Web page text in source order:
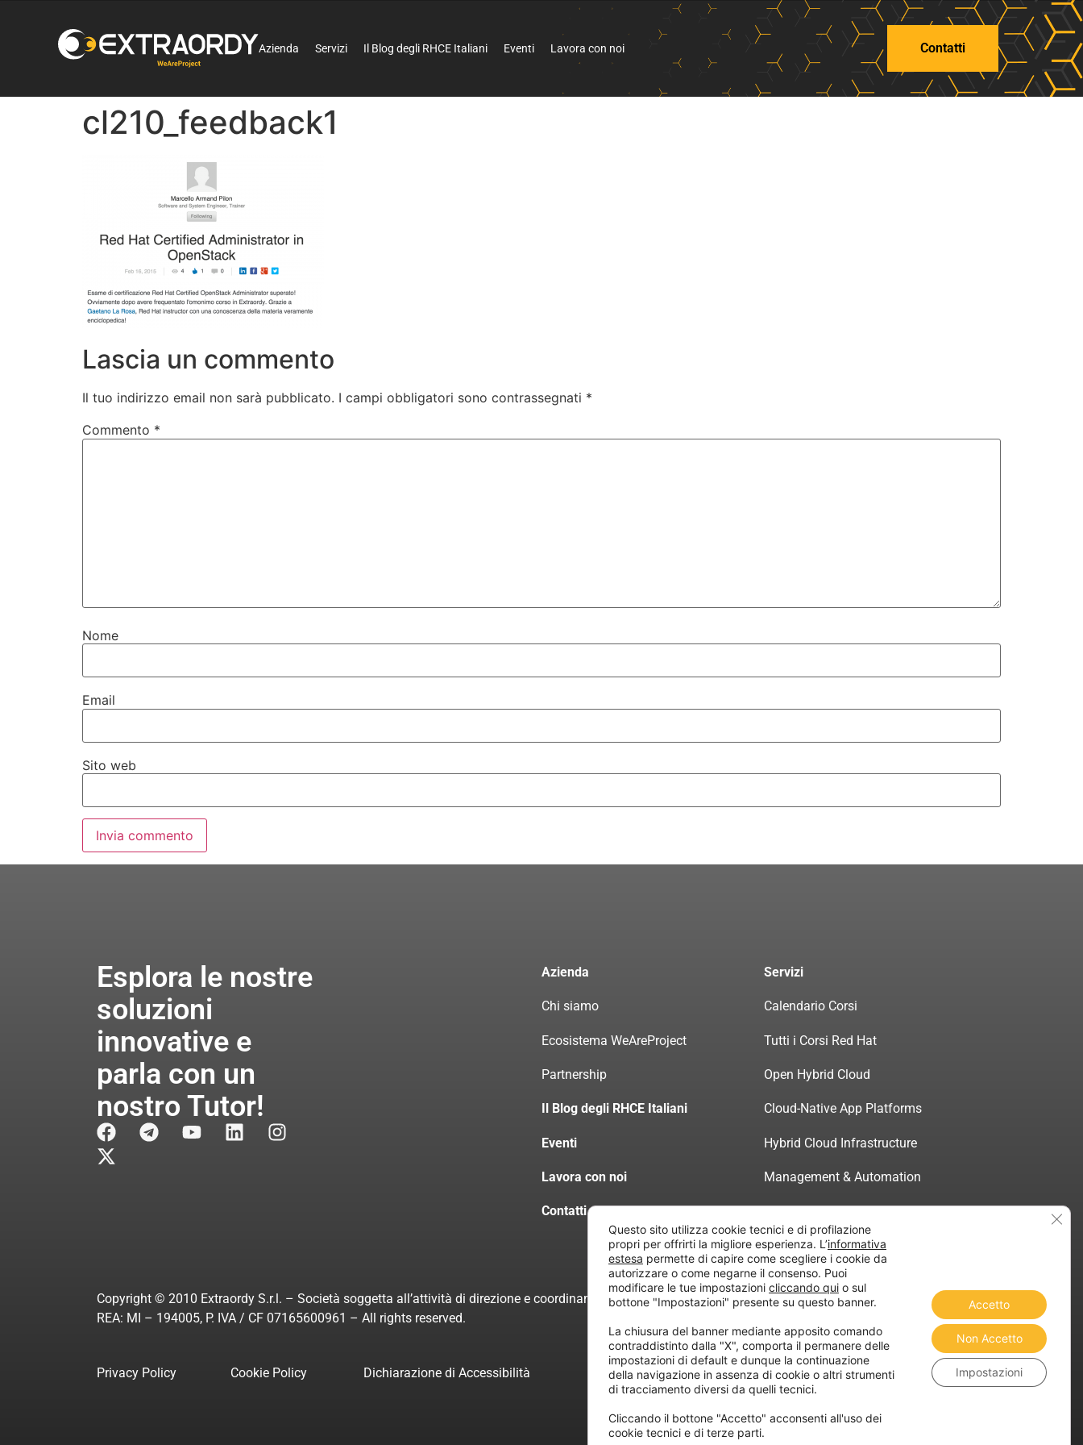
Azienda Servizi Il Blog degli RHCE Italiani Eventi Lavora con noi Contatti
cl210_feedback1
Lascia un commento
Il tuo indirizzo email non sarà pubblicato. I campi obbligatori sono contrassegnati *
Commento *
Nome
Email
Sito web
Esplora le nostre
soluzioni
innovative e
parla con un
nostro Tutor!
Azienda
Chi siamo
Ecosistema WeAreProject
Partnership
Il Blog degli RHCE Italiani
Eventi
Lavora con noi
Contatti
Servizi
Calendario Corsi
Tutti i Corsi Red Hat
Open Hybrid Cloud
Cloud-Native App Platforms
Hybrid Cloud Infrastructure
Management & Automation
Servizi di Consulenza Certificata
Copyright © 2010 Extraordy S.r.l. – Società soggetta all’attività di direzione e coordinamento di “Project Informatica”
REA: MI – 194005, P. IVA / CF 07165600961 – All rights reserved.
Privacy Policy Cookie Policy Dichiarazione di Accessibilità
Questo sito utilizza cookie tecnici e di profilazione
propri per offrirti la migliore esperienza. L’informativa
estesa permette di capire come scegliere i cookie da
autorizzare o come negarne il consenso. Puoi
modificare le tue impostazioni cliccando qui o sul
bottone "Impostazioni" presente su questo banner.
La chiusura del banner mediante apposito comando
contraddistinto dalla "X", comporta il permanere delle
impostazioni di default e dunque la continuazione
della navigazione in assenza di cookie o altri strumenti
di tracciamento diversi da quelli tecnici.
Cliccando il bottone "Accetto" acconsenti all'uso dei
cookie tecnici e di terze parti.
Accetto
Non Accetto
Impostazioni